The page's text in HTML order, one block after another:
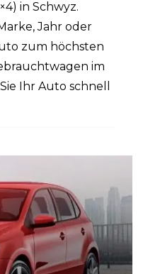
in Schwyz.
Jahr oder
zum höchsten
im
Ihr Auto schnell